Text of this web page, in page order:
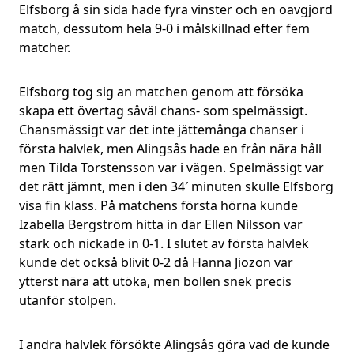
Elfsborg å sin sida hade fyra vinster och en oavgjord
match, dessutom hela 9-0 i målskillnad efter fem
matcher.
Elfsborg tog sig an matchen genom att försöka
skapa ett övertag såväl chans- som spelmässigt.
Chansmässigt var det inte jättemånga chanser i
första halvlek, men Alingsås hade en från nära håll
men Tilda Torstensson var i vägen. Spelmässigt var
det rätt jämnt, men i den 34′ minuten skulle Elfsborg
visa fin klass. På matchens första hörna kunde
Izabella Bergström hitta in där Ellen Nilsson var
stark och nickade in 0-1. I slutet av första halvlek
kunde det också blivit 0-2 då Hanna Jiozon var
ytterst nära att utöka, men bollen snek precis
utanför stolpen.
I andra halvlek försökte Alingsås göra vad de kunde